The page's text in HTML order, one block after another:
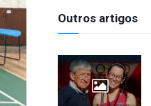
Outros artigos